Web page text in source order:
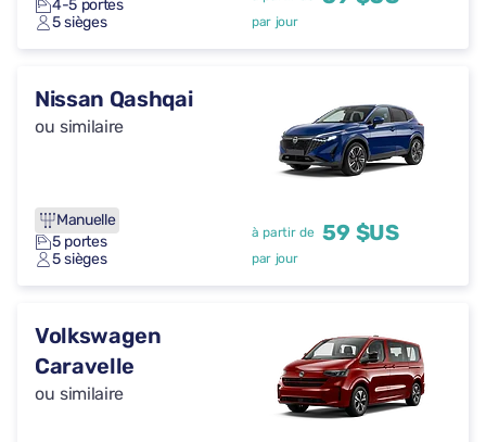
4-5 portes
5 sièges
par jour
Nissan Qashqai
ou similaire
Manuelle
5 portes
5 sièges
à partir de 59 $US
par jour
Volkswagen
Caravelle
ou similaire